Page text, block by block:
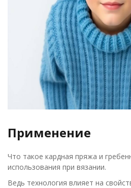
Применение
Что такое кардная пряжа и
использования при вязании.
Ведь технология влияет на